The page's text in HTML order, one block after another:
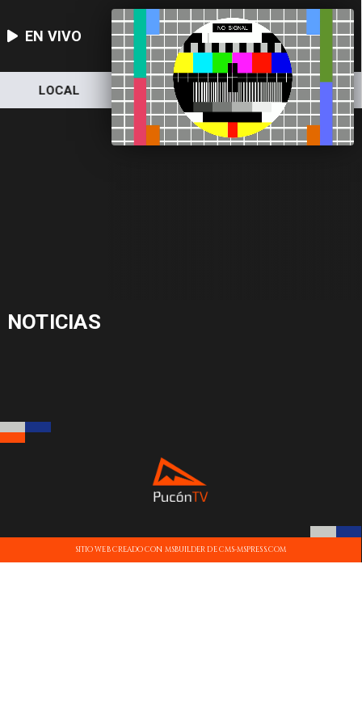
EN VIVO
LOCAL NACIONAL DEPORTES
NOTICIAS
SITIO WEB CREADO CON MSBUILDER DE CMS-MSPRESS.COM